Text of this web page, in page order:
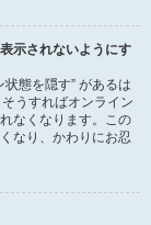
示されないようにす
態を隠す” があるは
うすればオンライン
なくなります。この
なり、かわりにお忍